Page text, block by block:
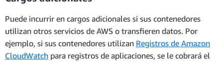
Puede incurrir en cargos adicionales si sus contenedores
utilizan otros servicios de AWS o transfieren datos. Por
ejemplo, si sus contenedores utilizan Registros de Amazon
CloudWatch para registros de aplicaciones, se le cobrará el